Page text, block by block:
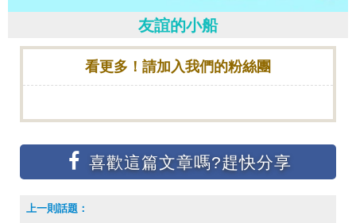
友誼的小船
看更多！請加入我們的粉絲團